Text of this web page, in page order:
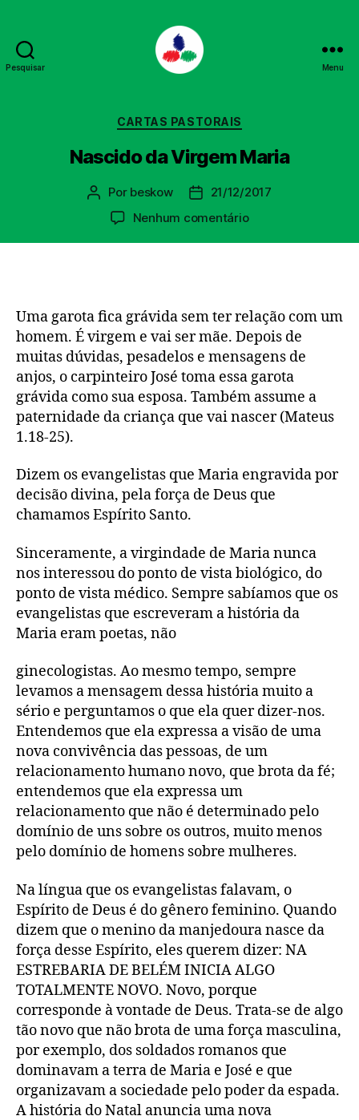
Pesquisar Menu
Categorias
CARTAS PASTORAIS
Nascido da Virgem Maria
Autor
post
Por beskow
Data21/12/2017
Nenhum comentárioem
Uma garota fica grávida sem ter relação com um
homem. É virgem e vai ser mãe. Depois de
muitas dúvidas, pesadelos e mensagens de
anjos, o carpinteiro José toma essa garota
grávida como sua esposa. Também assume a
paternidade da criança que vai nascer (Mateus
1.18-25).
Dizem os evangelistas que Maria engravida por
decisão divina, pela força de Deus que
chamamos Espírito Santo.
Sinceramente, a virgindade de Maria nunca
nos interessou do ponto de vista biológico, do
ponto de vista médico. Sempre sabíamos que os
evangelistas que escreveram a história da
Maria eram poetas, não
ginecologistas. Ao mesmo tempo, sempre
levamos a mensagem dessa história muito a
sério e perguntamos o que ela quer dizer-nos.
Entendemos que ela expressa a visão de uma
nova convivência das pessoas, de um
relacionamento humano novo, que brota da fé;
entendemos que ela expressa um
relacionamento que não é determinado pelo
domínio de uns sobre os outros, muito menos
pelo domínio de homens sobre mulheres.
Na língua que os evangelistas falavam, o
Espírito de Deus é do gênero feminino. Quando
dizem que o menino da manjedoura nasce da
força desse Espírito, eles querem dizer: NA
ESTREBARIA DE BELÉM INICIA ALGO
TOTALMENTE NOVO. Novo, porque
corresponde à vontade de Deus. Trata-se de algo
tão novo que não brota de uma força masculina,
por exemplo, dos soldados romanos que
dominavam a terra de Maria e José e que
organizavam a sociedade pelo poder da espada.
A história do Natal anuncia uma nova